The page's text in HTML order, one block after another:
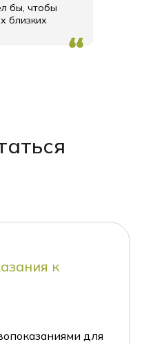
бы, чтобы
близких
к
для